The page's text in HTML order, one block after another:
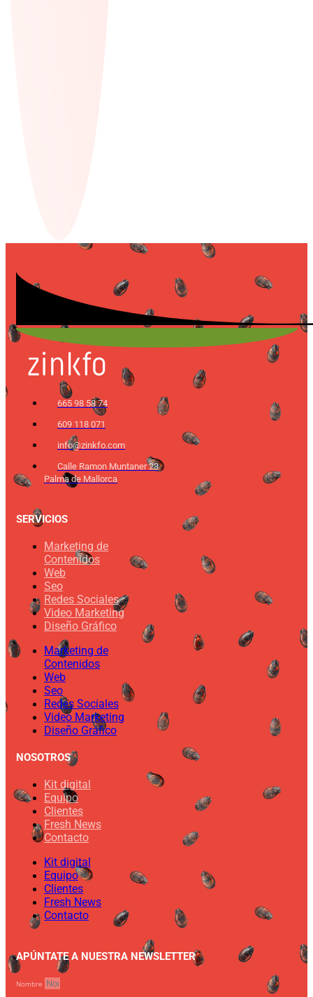
665 98 58 74
609 118 071
info@zinkfo.com
Calle Ramon Muntaner 23
Palma de Mallorca
SERVICIOS
Marketing de
Contenidos
Web
Seo
Redes Sociales
Video Marketing
Diseño Gráfico
Marketing de
Contenidos
Web
Seo
Redes Sociales
Video Marketing
Diseño Gráfico
NOSOTROS
Kit digital
Equipo
Clientes
Fresh News
Contacto
Kit digital
Equipo
Clientes
Fresh News
Contacto
APÚNTATE A NUESTRA NEWSLETTER
Nombre